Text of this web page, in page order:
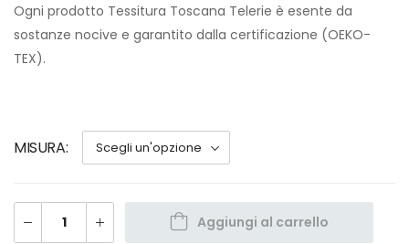
Ogni prodotto Tessitura Toscana Telerie è esente da
sostanze nocive e garantito dalla certificazione (OEKO-
TEX).
MISURA
Aggiungi al carrello